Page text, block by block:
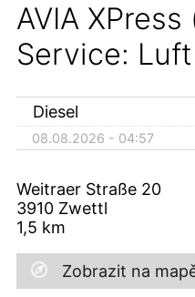
AVIA
Service:
Diesel
08.08.2026 - 04:57
Weitraer Straße 20
3910 Zwettl
1,5 km
Zobrazit na